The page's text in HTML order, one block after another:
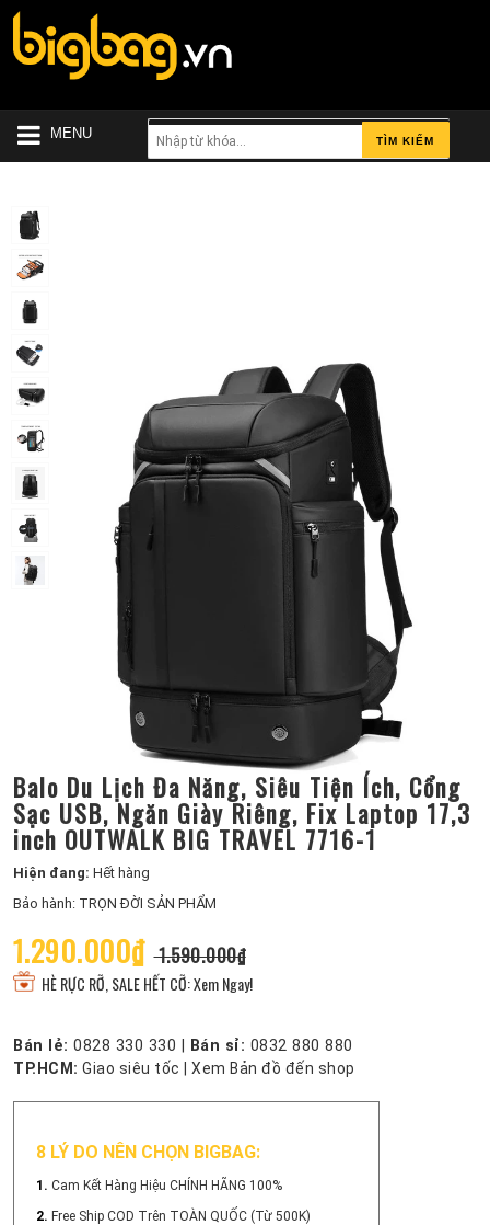
MENU TÌM KIẾM
Balo Du Lịch Đa Năng, Siêu Tiện Ích, Cổng
Sạc USB, Ngăn Giày Riêng, Fix Laptop 17,3
inch OUTWALK BIG TRAVEL 7716-1
Hiện đang: Hết hàng
Bảo hành: TRỌN ĐỜI SẢN PHẨM
1.290.000₫ 1.590.000₫
HÈ RỰC RỠ, SALE HẾT CỠ: Xem Ngay!
Bán lẻ: 0828 330 330 | Bán sỉ: 0832 880 880
TP.HCM: Giao siêu tốc | Xem Bản đồ đến shop
8 LÝ DO NÊN CHỌN BIGBAG:
1. Cam Kết Hàng Hiệu CHÍNH HÃNG 100%
2. Free Ship COD Trên TOÀN QUỐC (Từ 500K)